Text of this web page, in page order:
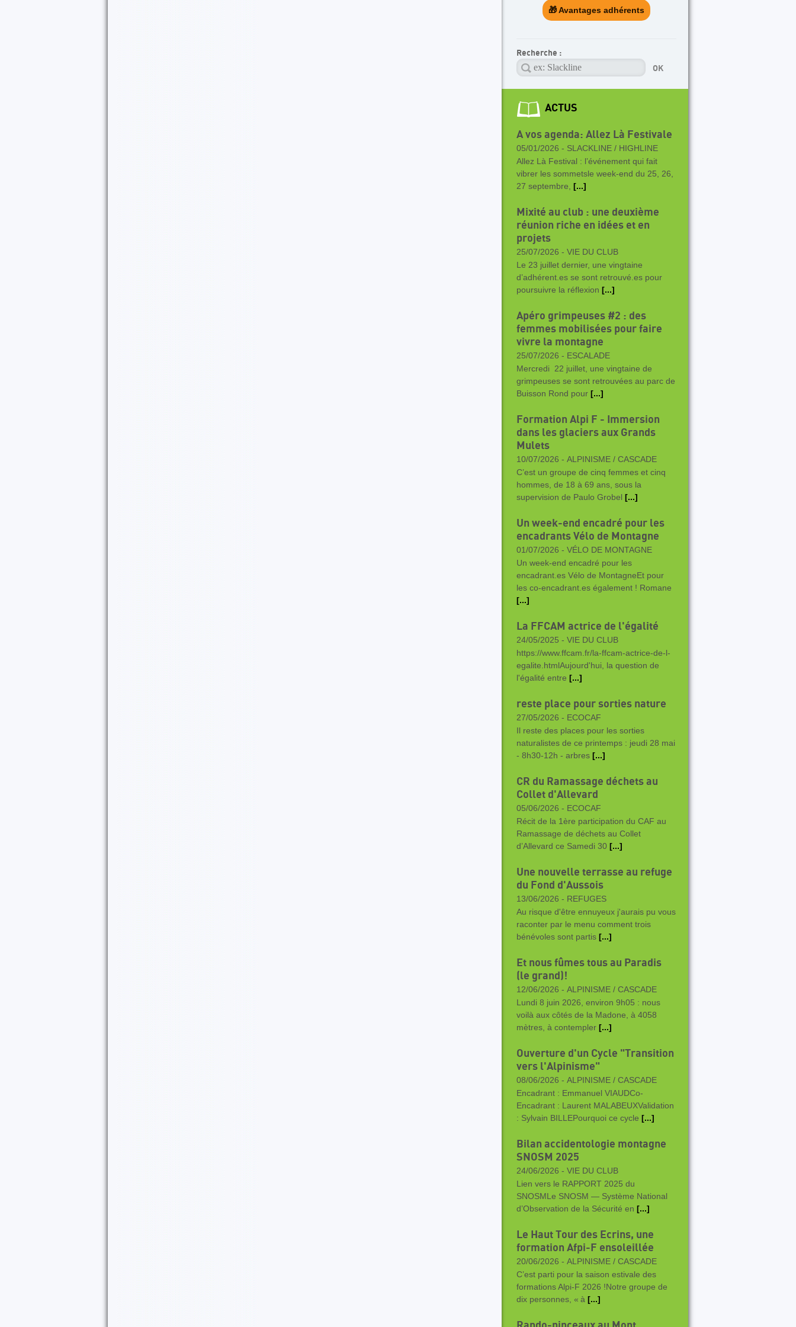
🎁 Avantages adhérents
Recherche :
ACTUS
A vos agenda: Allez Là Festivale
05/01/2026 - SLACKLINE / HIGHLINE
Allez Là Festival : l’événement qui fait
vibrer les sommetsle week-end du 25, 26,
27 septembre, [...]
Mixité au club : une deuxième
réunion riche en idées et en
projets
25/07/2026 - VIE DU CLUB
Le 23 juillet dernier, une vingtaine
d’adhérent.es se sont retrouvé.es pour
poursuivre la réflexion [...]
Apéro grimpeuses #2 : des
femmes mobilisées pour faire
vivre la montagne
25/07/2026 - ESCALADE
Mercredi 22 juillet, une vingtaine de
grimpeuses se sont retrouvées au parc de
Buisson Rond pour [...]
Formation Alpi F - Immersion
dans les glaciers aux Grands
Mulets
10/07/2026 - ALPINISME / CASCADE
C’est un groupe de cinq femmes et cinq
hommes, de 18 à 69 ans, sous la
supervision de Paulo Grobel [...]
Un week-end encadré pour les
encadrants Vélo de Montagne
01/07/2026 - VÉLO DE MONTAGNE
Un week-end encadré pour les
encadrant.es Vélo de MontagneEt pour
les co-encadrant.es également ! Romane
[...]
La FFCAM actrice de l'égalité
24/05/2025 - VIE DU CLUB
https://www.ffcam.fr/la-ffcam-actrice-de-l-
egalite.htmlAujourd'hui, la question de
l'égalité entre [...]
reste place pour sorties nature
27/05/2026 - ECOCAF
Il reste des places pour les sorties
naturalistes de ce printemps : jeudi 28 mai
- 8h30-12h - arbres [...]
CR du Ramassage déchets au
Collet d'Allevard
05/06/2026 - ECOCAF
Récit de la 1ère participation du CAF au
Ramassage de déchets au Collet
d’Allevard ce Samedi 30 [...]
Une nouvelle terrasse au refuge
du Fond d'Aussois
13/06/2026 - REFUGES
Au risque d'être ennuyeux j'aurais pu vous
raconter par le menu comment trois
bénévoles sont partis [...]
Et nous fûmes tous au Paradis
(le grand)!
12/06/2026 - ALPINISME / CASCADE
Lundi 8 juin 2026, environ 9h05 : nous
voilà aux côtés de la Madone, à 4058
mètres, à contempler [...]
Ouverture d'un Cycle "Transition
vers l'Alpinisme"
08/06/2026 - ALPINISME / CASCADE
Encadrant : Emmanuel VIAUDCo-
Encadrant : Laurent MALABEUXValidation
: Sylvain BILLEPourquoi ce cycle [...]
Bilan accidentologie montagne
SNOSM 2025
24/06/2026 - VIE DU CLUB
Lien vers le RAPPORT 2025 du
SNOSMLe SNOSM — Système National
d’Observation de la Sécurité en [...]
Le Haut Tour des Ecrins, une
formation Afpi-F ensoleillée
20/06/2026 - ALPINISME / CASCADE
C’est parti pour la saison estivale des
formations Alpi‑F 2026 !Notre groupe de
dix personnes, « à [...]